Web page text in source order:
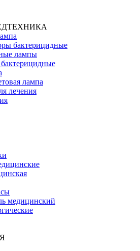
бактерицидные
лампы
лампа
лечения
медицинский